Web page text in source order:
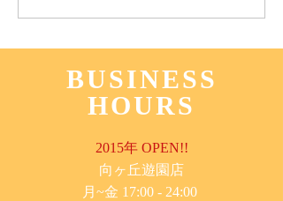
BUSINESS
HOURS
2015年 OPEN!!
​向ヶ丘遊園店
月~金 17:00 - 24:00